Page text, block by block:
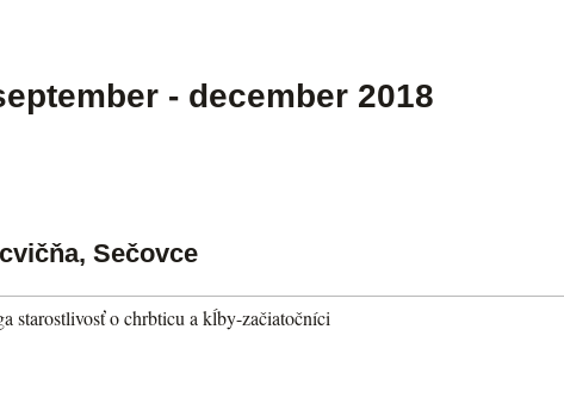
- december 2018
Sečovce
starostlivosť o chrbticu a kĺby-začiatočníci